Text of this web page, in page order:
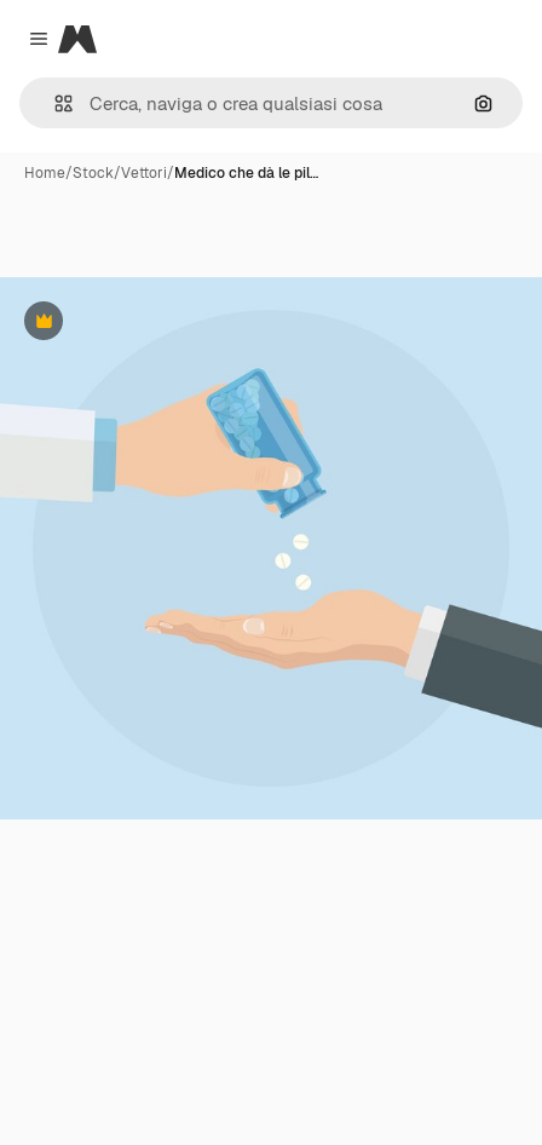
Close menu
Magnific
Cerca
Home/Stock/Vettori/Medico che dà le pil…
Premium